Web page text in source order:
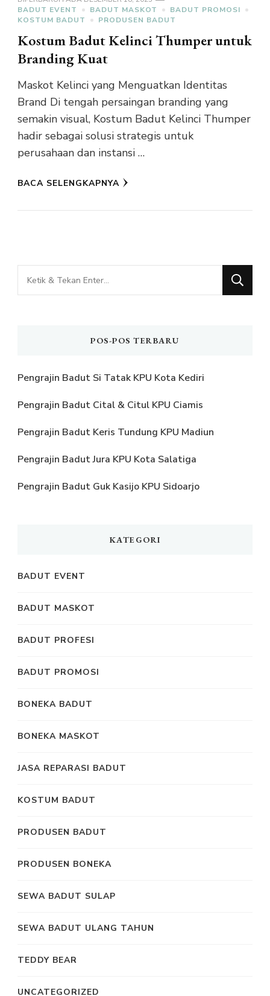
BADUT EVENT
BADUT MASKOT
BADUT PROMOSI
KOSTUM BADUT
PRODUSEN BADUT
Kostum Badut Kelinci Thumper untuk
Branding Kuat
Maskot Kelinci yang Menguatkan Identitas
Brand Di tengah persaingan branding yang
semakin visual, Kostum Badut Kelinci Thumper
hadir sebagai solusi strategis untuk
perusahaan dan instansi …
BACA SELENGKAPNYA
Mencari
Sesuatu?
POS-POS TERBARU
Pengrajin Badut Si Tatak KPU Kota Kediri
Pengrajin Badut Cital & Citul KPU Ciamis
Pengrajin Badut Keris Tundung KPU Madiun
Pengrajin Badut Jura KPU Kota Salatiga
Pengrajin Badut Guk Kasijo KPU Sidoarjo
KATEGORI
BADUT EVENT
BADUT MASKOT
BADUT PROFESI
BADUT PROMOSI
BONEKA BADUT
BONEKA MASKOT
JASA REPARASI BADUT
KOSTUM BADUT
PRODUSEN BADUT
PRODUSEN BONEKA
SEWA BADUT SULAP
SEWA BADUT ULANG TAHUN
TEDDY BEAR
UNCATEGORIZED